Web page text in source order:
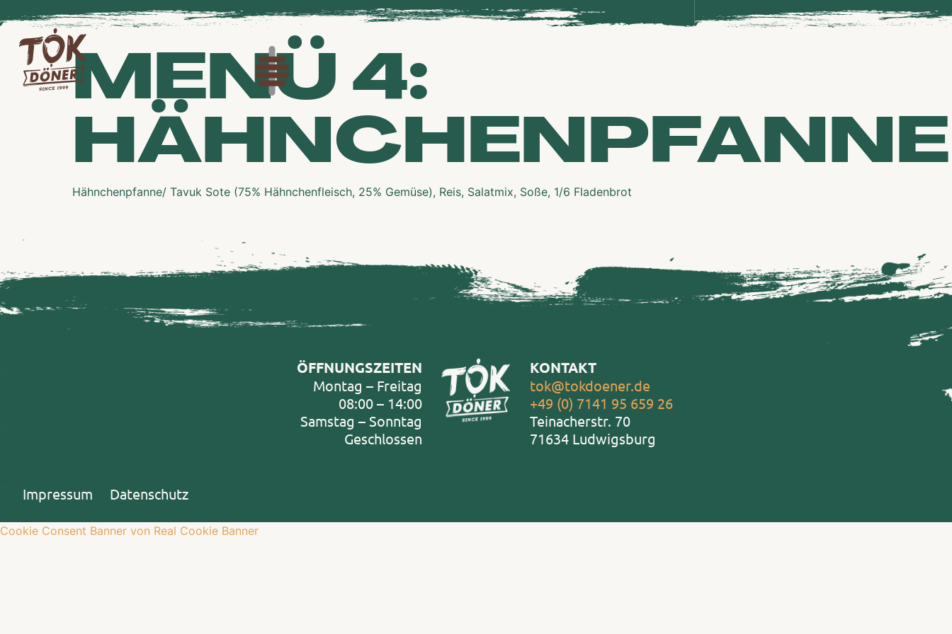
MENÜ 4:
HÄHNCHENPFANNE
Hähnchenpfanne/ Tavuk Sote (75% Hähnchenfleisch, 25% Gemüse), Reis, Salatmix, Soße, 1/6 Fladenbrot
ÖFFNUNGSZEITEN
Montag – Freitag
08:00 – 14:00
Samstag – Sonntag
Geschlossen
KONTAKT
tok@tokdoener.de
+49 (0) 7141 95 659 26
Teinacherstr. 70
71634 Ludwigsburg
Impressum Datenschutz
Cookie Consent Banner von Real Cookie Banner